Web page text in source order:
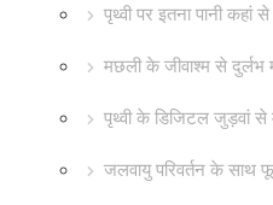
पृथ्वी पर इतना पानी कहां
मछली के जीवाश्म से दुर्लभ
पृथ्वी के डिजिटल जुड़वां से
जलवायु परिवर्तन के साथ